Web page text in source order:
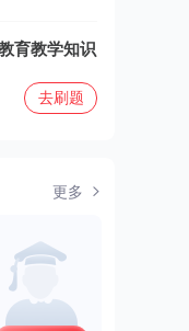
育教学知识
去刷题
更多